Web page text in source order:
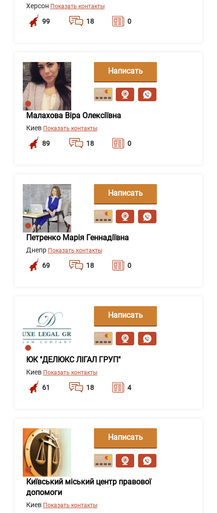
Херсон Показать контакты
99 18 0
Малахова Віра Олексіївна
Киев Показать контакты
89 18 0
Написать
сообщение
Петренко Марія Геннадіївна
Днепр Показать контакты
69 18 0
Написать
сообщение
ЮК "ДЕЛЮКС ЛІГАЛ ГРУП"
Киев Показать контакты
61 18 4
Написать
сообщение
Київський міський центр правової
допомоги
Киев Показать контакты
Написать
сообщение